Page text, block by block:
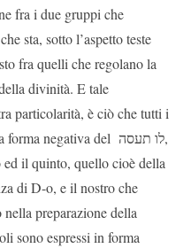
fra i due gruppi che
sta, sotto l’aspetto teste
fra quelli che regolano la
divinità. E tale
particolarità, è ciò che tutti i
forma negativa del לו תעסה,
il quinto, quello cioè della
di D-o, e il nostro che
preparazione della
sono espressi in forma